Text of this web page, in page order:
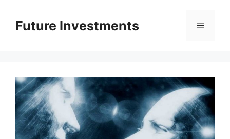
вмістуFuture Investments Меню